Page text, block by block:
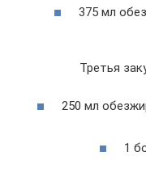
375 мл
Третья
250 мл
1